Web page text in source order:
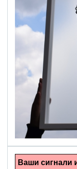
Ваши сигнали